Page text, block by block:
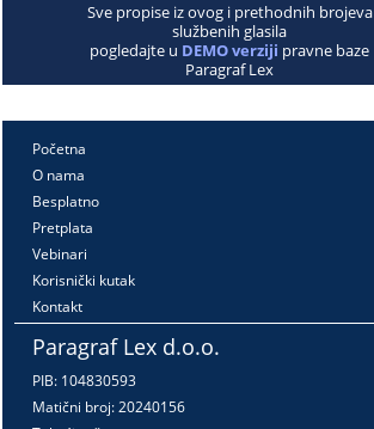
Sve propise iz ovog i prethodnih brojeva
službenih glasila
pogledajte u DEMO verziji pravne baze
Paragraf Lex
Početna
O nama
Besplatno
Pretplata
Vebinari
Korisnički kutak
Kontakt
Paragraf Lex d.o.o.
PIB: 104830593
Matični broj: 20240156